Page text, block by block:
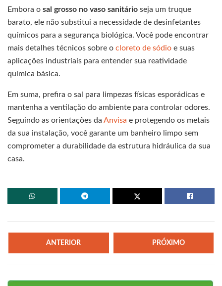
Embora o sal grosso no vaso sanitário seja um truque
barato, ele não substitui a necessidade de desinfetantes
químicos para a segurança biológica. Você pode encontrar
mais detalhes técnicos sobre o cloreto de sódio e suas
aplicações industriais para entender sua reatividade
química básica.
Em suma, prefira o sal para limpezas físicas esporádicas e
mantenha a ventilação do ambiente para controlar odores.
Seguindo as orientações da Anvisa e protegendo os metais
da sua instalação, você garante um banheiro limpo sem
comprometer a durabilidade da estrutura hidráulica da sua
casa.
ANTERIOR PRÓXIMO